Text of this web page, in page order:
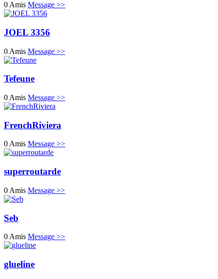
0 Amis Message >>
JOEL 3356
0 Amis Message >>
Tefeune
0 Amis Message >>
FrenchRiviera
0 Amis Message >>
superroutarde
0 Amis Message >>
Seb
0 Amis Message >>
glueline